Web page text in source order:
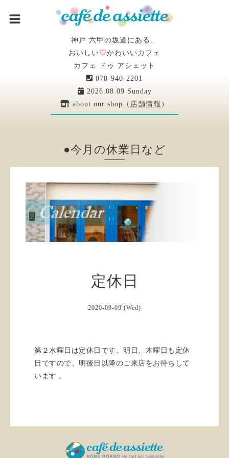
神戸 六甲の坂道にある、
おいしい
かわいいカフェ
カフェ ドゥ アシェット
078-940-2201
2026.08.09 Sunday
about our shop（ 店舗情報 ）
●今月の休業日など
定休日
2020-09-09 (Wed)
第２水曜日は定休日です。明日、木曜日も定休
日ですので、明後日以降のご来店をお待ちして
います 。